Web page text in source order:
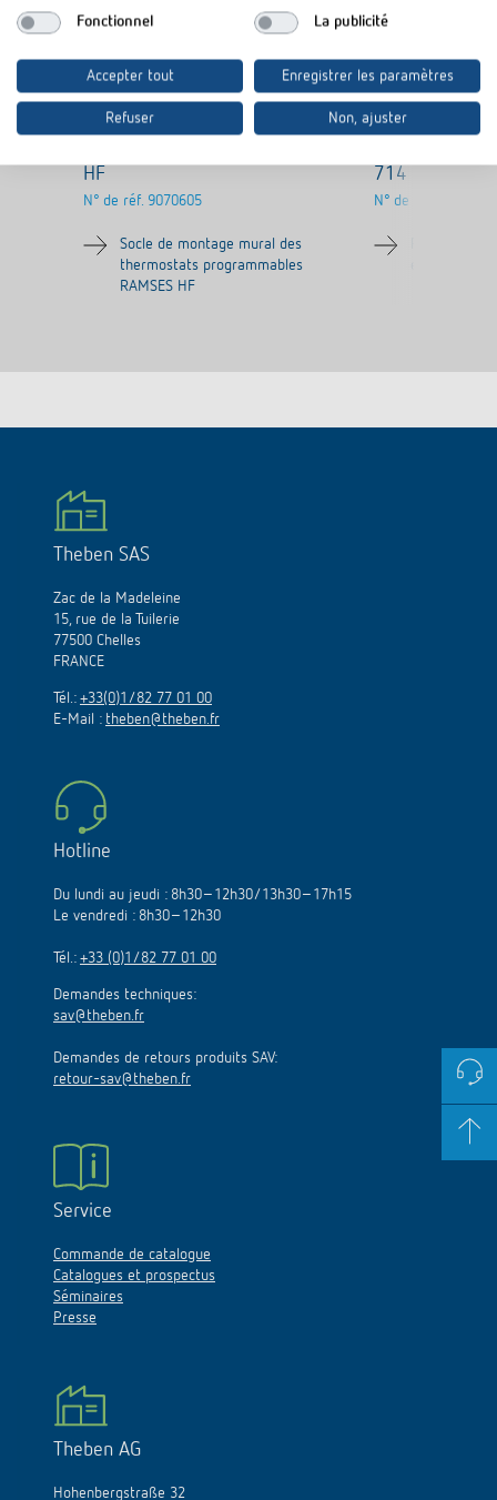
HF
N° de réf. 9070605
Socle de montage mural des
thermostats programmables
RAMSES HF
714
N° de réf.
Theben SAS
Zac de la Madeleine
15, rue de la Tuilerie
77500 Chelles
FRANCE
Tél.: +33(0)1/82 77 01 00
E-Mail : theben@theben.fr
Hotline
Du lundi au jeudi : 8h30–12h30/13h30–17h15
Le vendredi : 8h30–12h30
Tél.: +33 (0)1/82 77 01 00
Demandes techniques:
sav@theben.fr
Demandes de retours produits SAV:
retour-sav@theben.fr
Service
Commande de catalogue
Catalogues et prospectus
Séminaires
Presse
Theben AG
Hohenbergstraße 32
Fonctionnel La publicité
Accepter tout Enregistrer les paramètres
Refuser Non, ajuster